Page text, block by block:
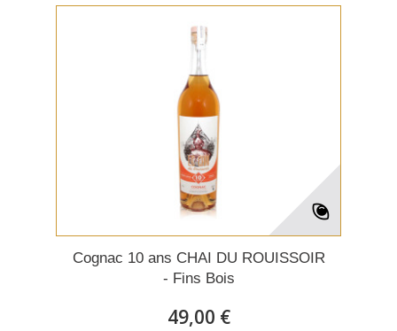
Cognac 10 ans CHAI DU ROUISSOIR
- Fins Bois
49,00 €